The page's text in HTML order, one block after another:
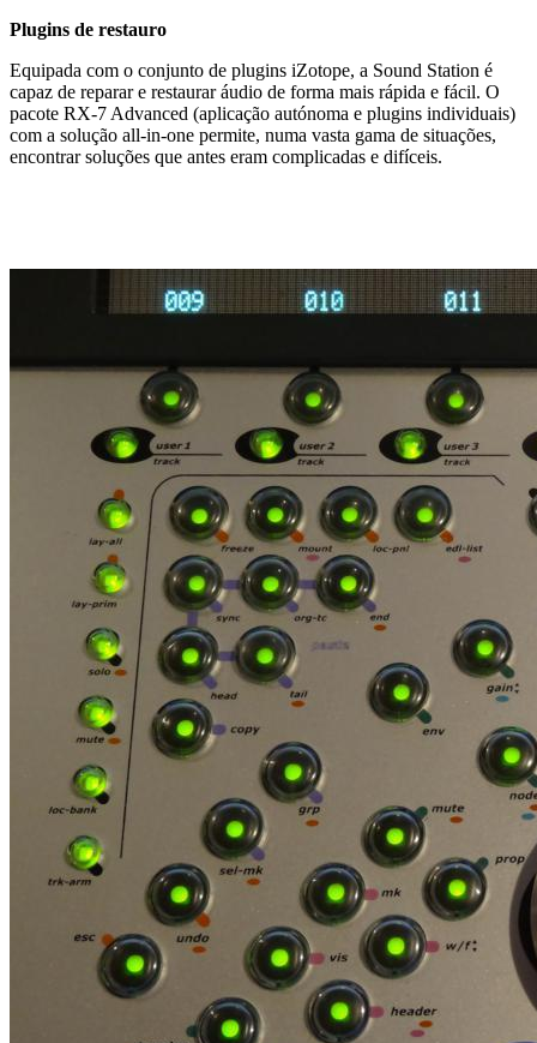
Plugins de restauro
Equipada com o conjunto de plugins iZotope, a Sound Station é
capaz de reparar e restaurar áudio de forma mais rápida e fácil. O
pacote RX-7 Advanced (aplicação autónoma e plugins individuais)
com a solução all-in-one permite, numa vasta gama de situações,
encontrar soluções que antes eram complicadas e difíceis.